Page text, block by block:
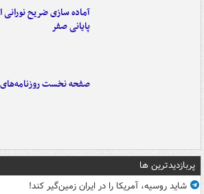
آماده سازی ضریح نورانی
پایانی صفر
صفحه نخست روزنامه‌های شنبه ۱۷
پربازدیدترین ها
شاید روسیه، آمریکا را در ایران زمین‌گیر کند!